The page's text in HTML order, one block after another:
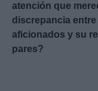
atención que
discrepancia
aficionados y su
pares?